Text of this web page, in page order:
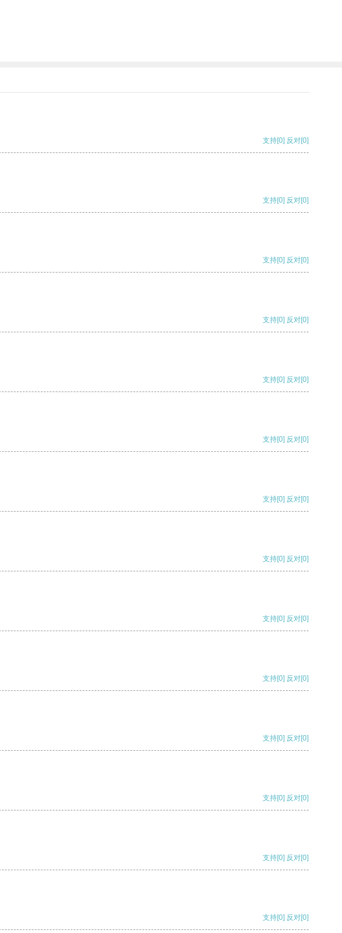
支持[0] 反对[0]
支持[0] 反对[0]
支持[0] 反对[0]
支持[0] 反对[0]
支持[0] 反对[0]
支持[0] 反对[0]
支持[0] 反对[0]
支持[0] 反对[0]
支持[0] 反对[0]
支持[0] 反对[0]
支持[0] 反对[0]
支持[0] 反对[0]
支持[0] 反对[0]
支持[0] 反对[0]